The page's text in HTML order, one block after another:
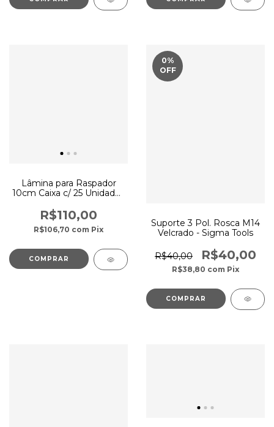
Lâmina para Raspador
10cm Caixa c/ 25 Unidades
R$110,00
R$106,70 com Pix
0%
OFF
Suporte 3 Pol. Rosca M14
Velcrado - Sigma Tools
R$40,00 R$40,00
R$38,80 com Pix